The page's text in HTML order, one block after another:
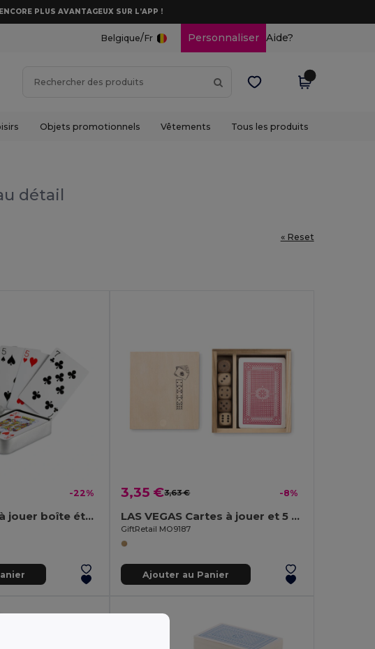
PLUS AVANTAGEUX SUR L’APP !
Belgique/Fr Personnaliser Aide?
Objets promotionnels Vêtements Tous les produits
détail
« Reset
-22%
AMIGO Cartes à jouer boîte étain
3,35 €3,63 € -8%
LAS VEGAS Cartes à jouer et 5 Dés
GiftRetail MO9187
Ajouter au Panier